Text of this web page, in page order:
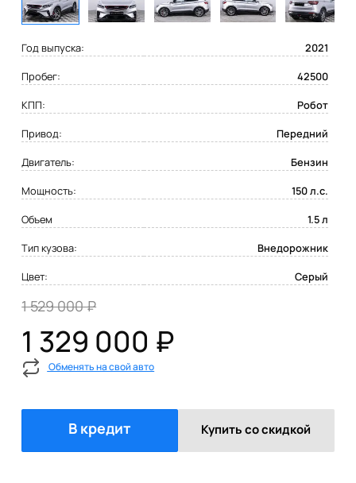
Год выпуска:
2021
Пробег:
42500
КПП:
Робот
Привод:
Передний
Двигатель:
Бензин
Мощность:
150 л.с.
Объем
1.5 л
Тип кузова:
Внедорожник
Цвет:
Серый
1 529 000 ₽
1 329 000 ₽
Обменять на свой авто
В кредит Купить со скидкой